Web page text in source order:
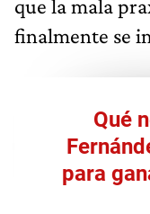
que la mala
finalmente se
Qué
para